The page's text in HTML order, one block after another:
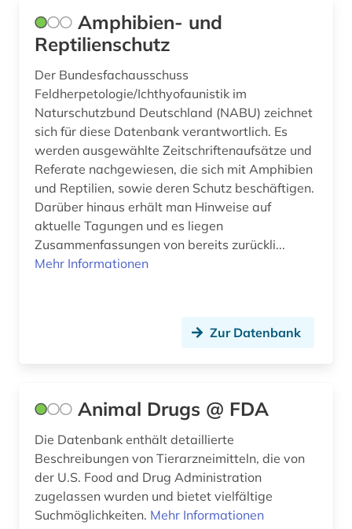
toxin (1)
umweltchemikalie (1)
umweltrecht (1)
umweltwissenschaften (2)
verhalten (1)
verhaltensbiologie (1)
versuchstiere (1)
wirkstoff (1)
wirtschaftstheorie (1)
wissenschaftliche zeitschrift (1)
wörterbuch (4)
Amphibien- und
Reptilienschutz
Der Bundesfachausschuss
Feldherpetologie/Ichthyofaunistik im
Naturschutzbund Deutschland (NABU) zeichnet
sich für diese Datenbank verantwortlich. Es
werden ausgewählte Zeitschriftenaufsätze und
Referate nachgewiesen, die sich mit Amphibien
und Reptilien, sowie deren Schutz beschäftigen.
Darüber hinaus erhält man Hinweise auf
aktuelle Tagungen und es liegen
Zusammenfassungen von bereits zurückli...
Mehr Informationen
Zur Datenbank
Animal Drugs @ FDA
Die Datenbank enthält detaillierte
Beschreibungen von Tierarzneimitteln, die von
der U.S. Food and Drug Administration
zugelassen wurden und bietet vielfältige
Suchmöglichkeiten. Mehr Informationen